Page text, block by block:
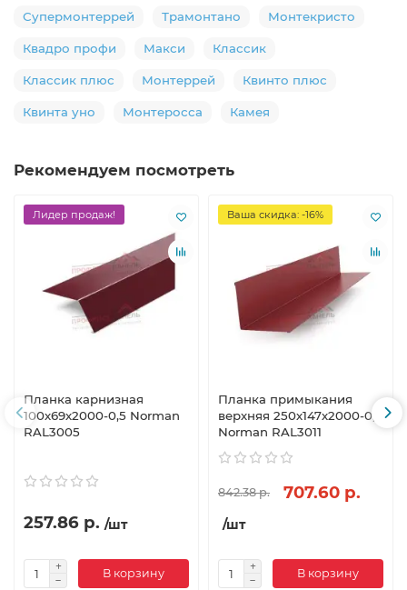
Супермонтеррей Трамонтано Монтекристо
Квадро профи Макси Классик
Классик плюс Монтеррей Квинто плюс
Квинта уно Монтеросса Камея
Рекомендуем посмотреть
Лидер продаж!
Планка карнизная
100х69х2000-0,5 Norman
RAL3005
257.86 р. /шт
В корзину
Ваша скидка: -16%
Планка примыкания
верхняя 250х147х2000-0,5
Norman RAL3011
842.38 р. 707.60 р.
/шт
В корзину